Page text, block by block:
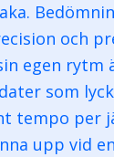
och
egen rytm
som
tempo per
upp vid